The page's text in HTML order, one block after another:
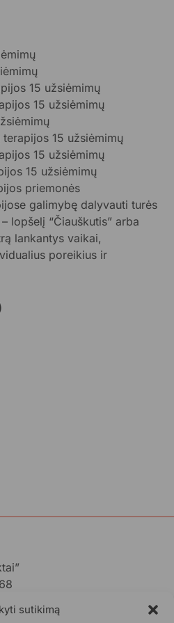
sutikimą
15 užsiėmimų
15 užsiėmimų
15 užsiėmimų
15 užsiėmimų
15 užsiėmimų
priemonės
galimybę dalyvauti turės
lopšelį “Čiauškutis” arba
lankantys vaikai,
poreikius ir